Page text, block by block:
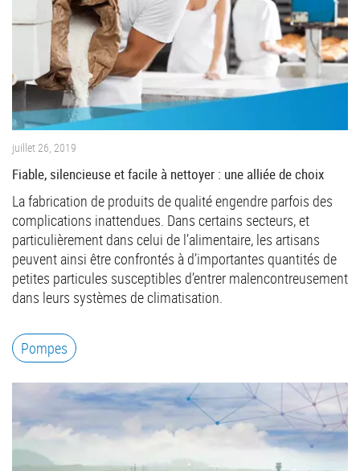
juillet 26, 2019
Fiable, silencieuse et facile à nettoyer : une alliée de choix
La fabrication de produits de qualité engendre parfois des
complications inattendues. Dans certains secteurs, et
particulièrement dans celui de l’alimentaire, les artisans
peuvent ainsi être confrontés à d’importantes quantités de
petites particules susceptibles d’entrer malencontreusement
dans leurs systèmes de climatisation.
Pompes